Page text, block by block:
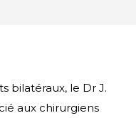
bilatéraux, le Dr J.
aux chirurgiens